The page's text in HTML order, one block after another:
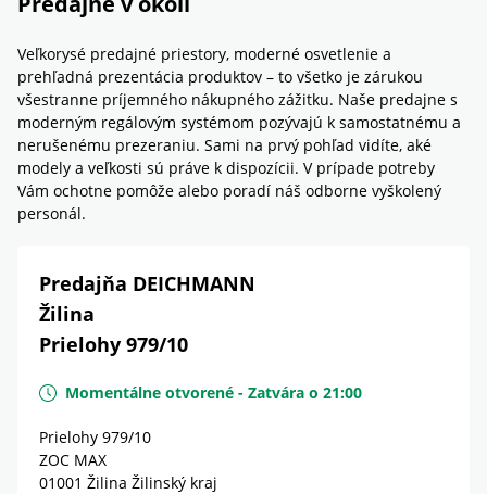
Veľkorysé predajné priestory, moderné osvetlenie a
prehľadná prezentácia produktov – to všetko je zárukou
všestranne príjemného nákupného zážitku. Naše predajne s
moderným regálovým systémom pozývajú k samostatnému a
nerušenému prezeraniu. Sami na prvý pohľad vidíte, aké
modely a veľkosti sú práve k dispozícii. V prípade potreby
Vám ochotne pomôže alebo poradí náš odborne vyškolený
personál.
Predajňa DEICHMANN
Žilina
Prielohy 979/10
Momentálne otvorené - Zatvára o 21:00
Prielohy 979/10
ZOC MAX
01001 Žilina Žilinský kraj